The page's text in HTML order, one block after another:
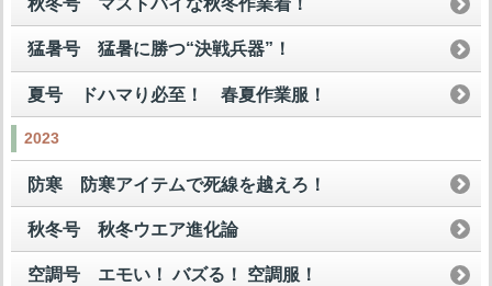
秋冬号 マストバイな秋冬作業着！
猛暑号 猛暑に勝つ“決戦兵器”！
夏号 ドハマり必至！ 春夏作業服！
2023
防寒 防寒アイテムで死線を越えろ！
秋冬号 秋冬ウエア進化論
空調号 エモい！ バズる！ 空調服！